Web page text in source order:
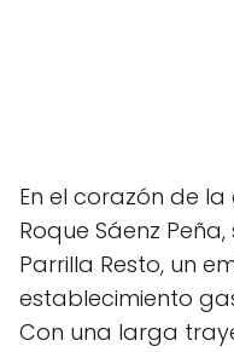
En el corazón de
Roque Sáenz
Parrilla Resto, un
establecimiento
Con una larga